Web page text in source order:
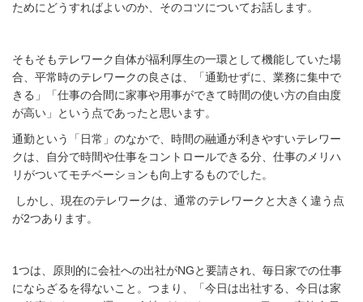
ためにどうすればよいのか、そのコツについてお話します。
そもそもテレワーク自体が福利厚生の一環として機能していた場
合、平常時のテレワークの良さは、「通勤せずに、業務に集中で
きる」「仕事の合間に家事や用事ができて時間の使い方の自由度
が高い」という点であったと思います。
通勤という「日常」のなかで、時間の融通が利きやすいテレワー
クは、自分で時間や仕事をコントロールできる分、仕事のメリハ
リがついてモチベーションも向上するものでした。
しかし、現在のテレワークは、通常のテレワークと大きく違う点
が2つあります。
1つは、原則的に会社への出社がNGと要請され、毎日家での仕事
にならざるを得ないこと。つまり、「今日は出社する、今日は家